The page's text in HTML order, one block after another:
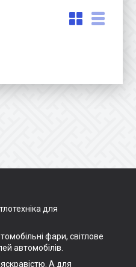
для
фари, світлове
автомобілів.
А для